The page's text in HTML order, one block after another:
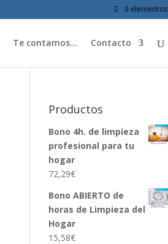
0 elementos
Te contamos… Contacto
Productos
Bono 4h. de limpieza
profesional para tu
hogar
72,29€
Bono ABIERTO de
horas de Limpieza del
Hogar
15,58€